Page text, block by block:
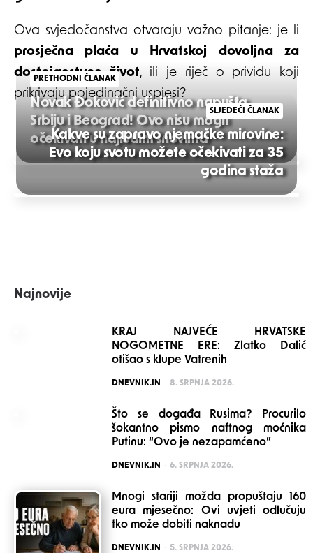
Ova svjedočanstva otvaraju važno pitanje: je li
prosječna plaća u Hrvatskoj dovoljna za
dostojanstven život, ili je riječ o prividu koji
prikrivaju pojedinačni uspjesi?
Post
navigation
PRETHODNI ČLANAK
Novak Đoković definitivno napušta
Srbiju i Beograd! Ovo nisu mogli
očekivati u najluđim snovima
SLJEDEĆI ČLANAK
Kakve su zapravo njemačke mirovine:
Evo koju svotu možete očekivati za 35
godina staža
Najnovije
KRAJ NAJVEĆE HRVATSKE
NOGOMETNE ERE: Zlatko Dalić
otišao s klupe Vatrenih
POSTED
DNEVNIK.IN 8. SRPNJA 2026.
Što se događa Rusima? Procurilo
šokantno pismo naftnog moćnika
Putinu: “Ovo je nezapamćeno”
POSTED
DNEVNIK.IN 6. SRPNJA 2026.
Mnogi stariji možda propuštaju 160
eura mjesečno: Ovi uvjeti odlučuju
tko može dobiti naknadu
POSTED
DNEVNIK.IN 5. SRPNJA 2026.